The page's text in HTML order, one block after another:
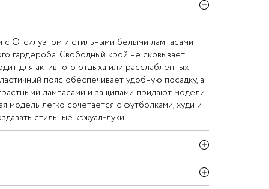
О-силуэтом и стильными белыми лампасами —
гардероба. Свободный крой не сковывает
для активного отдыха или расслабленных
пояс обеспечивает удобную посадку, а
лампасами и защипами придают модели
модель легко сочетается с футболками, худи и
стильные кэжуал-луки.